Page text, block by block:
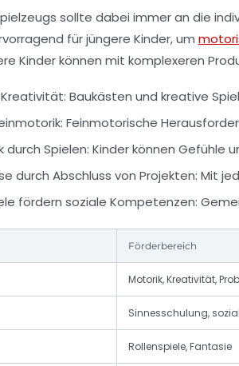
sollte dabei immer an die
für jüngere Kinder, um
Kinder können mit komplexeren
: Baukästen und kreative
: Feinmotorische
durch Spielen: Kinder können Gefühle
durch Abschluss von Projekten: Mit
fördern soziale Kompetenzen:
Förderbereich
Motorik, Kreativität,
Sinnesschulung,
Rollenspiele, Fantasie